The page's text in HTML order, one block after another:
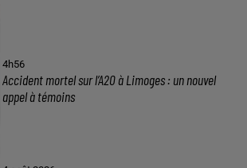
4h56
Accident mortel sur l’A20 à Limoges : un nouvel
appel à témoins